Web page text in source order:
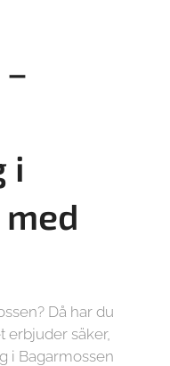
i
Då har du
erbjuder säker,
i Bagarmossen